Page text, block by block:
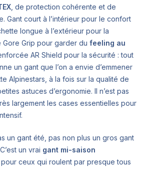
, de protection cohérente et de
Gant court à l’intérieur pour le confort
longue à l’extérieur pour la
Grip pour garder du feeling au
AR Shield pour la sécurité : tout
un gant que l’on a envie d’emmener
Alpinestars, à la fois sur la qualité de
astuces d’ergonomie. Il n’est pas
largement les cases essentielles pour
un gant été, pas non plus un gros gant
un vrai gant mi-saison
ceux qui roulent par presque tous